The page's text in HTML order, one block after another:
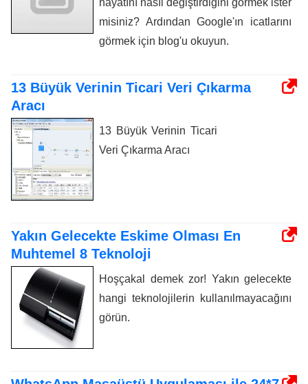
hayatını nasıl değiştirdiğini görmek ister
misiniz? Ardından Google'ın icatlarını
görmek için blog'u okuyun.
13 Büyük Verinin Ticari Veri Çıkarma
Aracı
13 Büyük Verinin Ticari
Veri Çıkarma Aracı
Yakın Gelecekte Eskime Olması En
Muhtemel 8 Teknoloji
Hoşçakal demek zor! Yakın gelecekte
hangi teknolojilerin kullanılmayacağını
görün.